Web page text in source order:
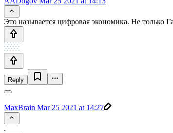
Это называется цифровая экономика. Не только
Reply
MaxBrain Mar 25 2021 at 14:27
.